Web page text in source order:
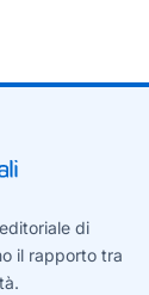
di
il rapporto tra